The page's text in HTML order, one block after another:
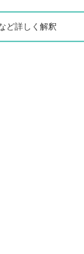
ど詳しく解釈